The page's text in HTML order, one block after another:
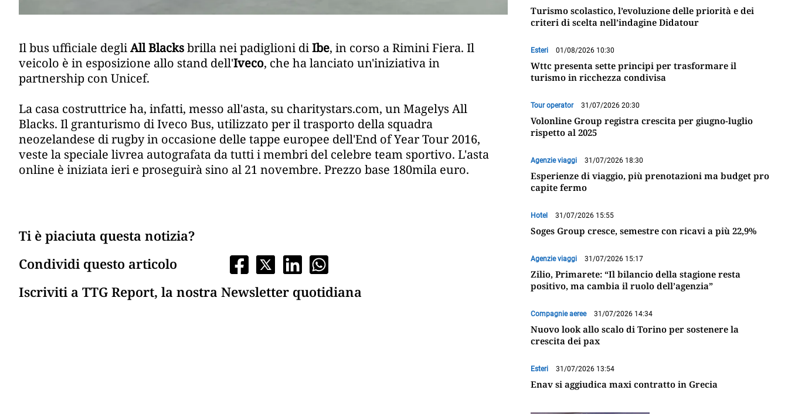
Il bus ufficiale degliAll Blacksbrilla nei padiglioni diIbe, in corso a Rimini Fiera. Il
veicolo è in esposizione allo stand dell'Iveco, che ha lanciato un'iniziativa in
partnership con Unicef.
La casa costruttrice ha, infatti, messo all'asta, su charitystars.com, un Magelys All
Blacks. Il granturismo di Iveco Bus, utilizzato per il trasporto della squadra
neozelandese di rugby in occasione delle tappe europee dell'End of Year Tour 2016,
veste la speciale livrea autografata da tutti i membri del celebre team sportivo. L'asta
online è iniziata ieri e proseguirà sino al 21 novembre. Prezzo base 180mila euro.
Ti è piaciuta questa notizia?
Condividi questo articolo
Iscriviti a TTG Report, la nostra Newsletter quotidiana
Turismo scolastico, l’evoluzione delle priorità e dei
criteri di scelta nell’indagine Didatour
Esteri 01/08/2026 10:30
Wttc presenta sette principi per trasformare il
turismo in ricchezza condivisa
Tour operator 31/07/2026 20:30
Volonline Group registra crescita per giugno-luglio
rispetto al 2025
Agenzie viaggi 31/07/2026 18:30
Esperienze di viaggio, più prenotazioni ma budget pro
capite fermo
Hotel 31/07/2026 15:55
Soges Group cresce, semestre con ricavi a più 22,9%
Agenzie viaggi 31/07/2026 15:17
Zilio, Primarete: “Il bilancio della stagione resta
positivo, ma cambia il ruolo dell’agenzia”
Compagnie aeree 31/07/2026 14:34
Nuovo look allo scalo di Torino per sostenere la
crescita dei pax
Esteri 31/07/2026 13:54
Enav si aggiudica maxi contratto in Grecia